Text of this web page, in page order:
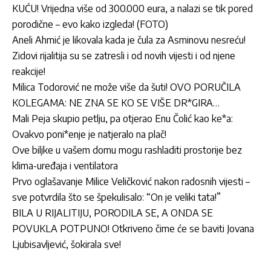
KUĆU! Vrijedna više od 300.000 eura, a nalazi se tik pored
porodične – evo kako izgleda! (FOTO)
Aneli Ahmić je likovala kada je čula za Asminovu nesreću!
Zidovi rijalitija su se zatresli i od novih vijesti i od njene
reakcije!
Milica Todorović ne može više da šuti! OVO PORUČILA
KOLEGAMA: NE ZNA SE KO SE VIŠE DR*GIRA…
Mali Peja skupio petlju, pa otjerao Enu Čolić kao ke*a:
Ovakvo poni*enje je natjeralo na plač!
Ove biljke u vašem domu mogu rashladiti prostorije bez
klima-uređaja i ventilatora
Prvo oglašavanje Milice Veličković nakon radosnih vijesti –
sve potvrdila što se špekulisalo: “On je veliki tata!”
BILA U RIJALITIJU, PORODILA SE, A ONDA SE
POVUKLA POTPUNO! Otkriveno čime će se baviti Jovana
Ljubisavljević, šokirala sve!